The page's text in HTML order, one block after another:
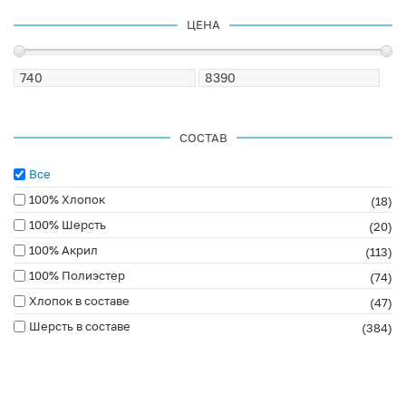
ЦЕНА
СОСТАВ
Все
100% Хлопок
(18)
100% Шерсть
(20)
100% Акрил
(113)
100% Полиэстер
(74)
Хлопок в составе
(47)
Шерсть в составе
(384)